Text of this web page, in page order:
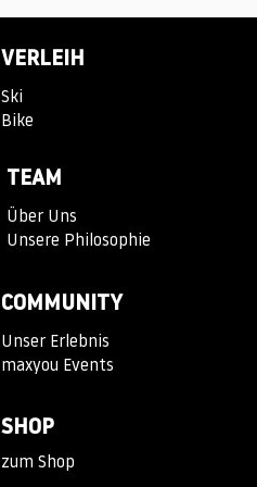
VERLEIH
Ski
Bike
TEAM
Über Uns
Unsere Philosophie
COMMUNITY
Unser Erlebnis
maxyou Events
SHOP
zum Shop